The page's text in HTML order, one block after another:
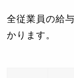
全従業員の給
かります。